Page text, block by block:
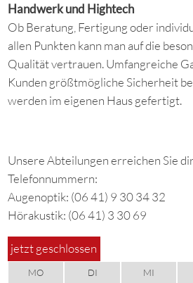
Handwerk und Hightech
Ob Beratung, Fertigung oder
allen Punkten kann man auf die
Qualität vertrauen. Umfangreiche
Kunden größtmögliche Sicherheit
werden im eigenen Haus gefertigt.
Unsere Abteilungen erreichen Sie
Telefonnummern:
Augenoptik: (06 41) 9 30 34 32
Hörakustik: (06 41) 3 30 69
jetzt geschlossen
MO
DI
MI